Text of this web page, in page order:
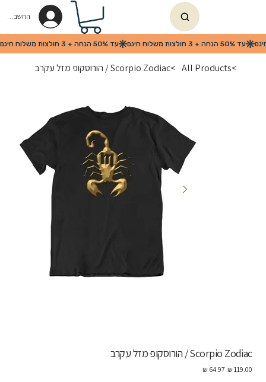
החשבון שלי
>
All Products
>Scorpio Zodiac / הורוסקופ מזל עקרב
Scorpio Zodiac / הורוסקופ מזל עקרב
מחיר
מחיר
‏64.97 ‏₪